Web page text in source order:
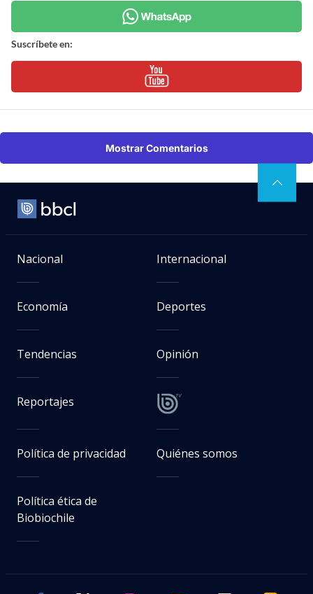
Suscríbete en:
Mostrar Comentarios
Nacional Internacional
Economía Deportes
Tendencias Opinión
Reportajes
Política de privacidad Quiénes somos
Política ética de
Biobiochile